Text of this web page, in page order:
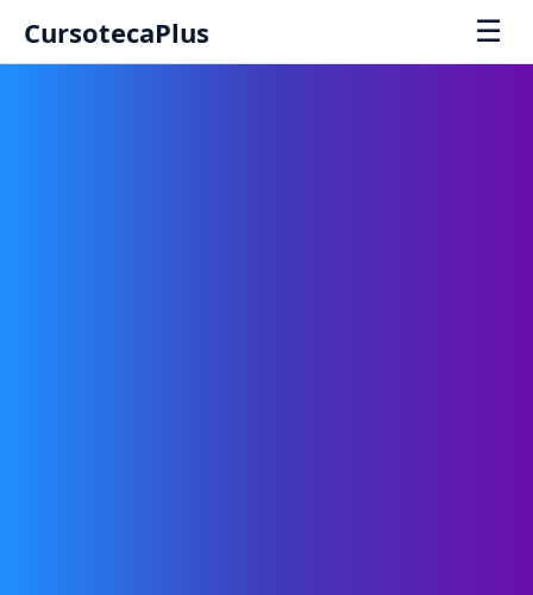
CursotecaPlus ☰